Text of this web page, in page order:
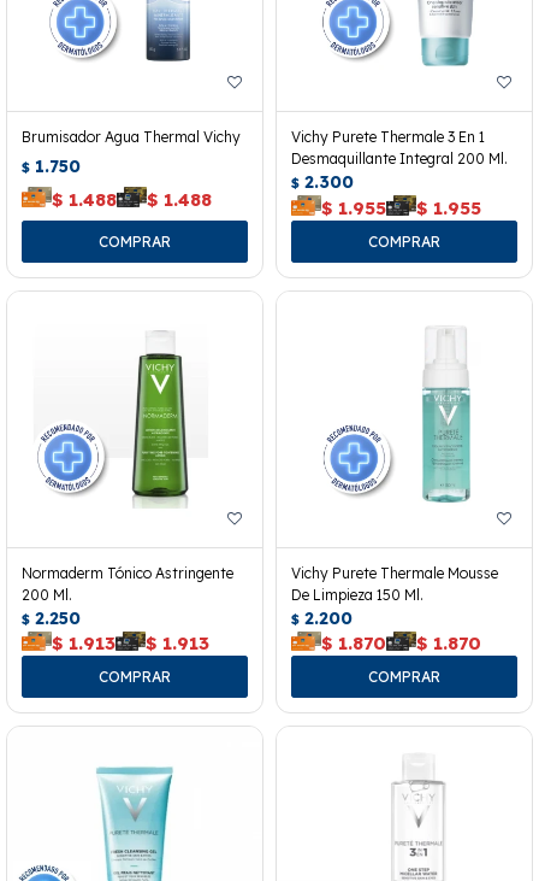
Brumisador Agua Thermal Vichy
$ 1.750
$ 1.488 $ 1.488
Vichy Purete Thermale 3 En 1
Desmaquillante Integral 200 Ml.
$ 2.300
$ 1.955 $ 1.955
Normaderm Tónico Astringente
200 Ml.
$ 2.250
$ 1.913 $ 1.913
Vichy Purete Thermale Mousse
De Limpieza 150 Ml.
$ 2.200
$ 1.870 $ 1.870